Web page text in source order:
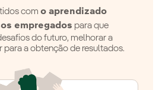
com o aprendizado
empregados para que
do futuro, melhorar a
para a obtenção de resultados.